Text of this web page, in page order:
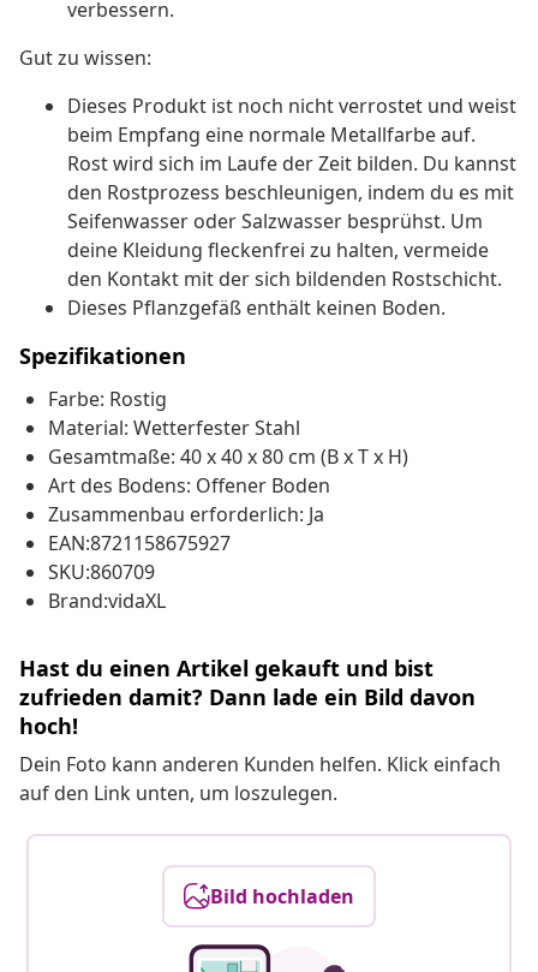
verbessern.
Gut zu wissen:
Dieses Produkt ist noch nicht verrostet und weist
beim Empfang eine normale Metallfarbe auf.
Rost wird sich im Laufe der Zeit bilden. Du kannst
den Rostprozess beschleunigen, indem du es mit
Seifenwasser oder Salzwasser besprühst. Um
deine Kleidung fleckenfrei zu halten, vermeide
den Kontakt mit der sich bildenden Rostschicht.
Dieses Pflanzgefäß enthält keinen Boden.
Spezifikationen
Farbe: Rostig
Material: Wetterfester Stahl
Gesamtmaße: 40 x 40 x 80 cm (B x T x H)
Art des Bodens: Offener Boden
Zusammenbau erforderlich: Ja
EAN:8721158675927
SKU:860709
Brand:vidaXL
Hast du einen Artikel gekauft und bist
zufrieden damit? Dann lade ein Bild davon
hoch!
Dein Foto kann anderen Kunden helfen. Klick einfach
auf den Link unten, um loszulegen.
Bild hochladen